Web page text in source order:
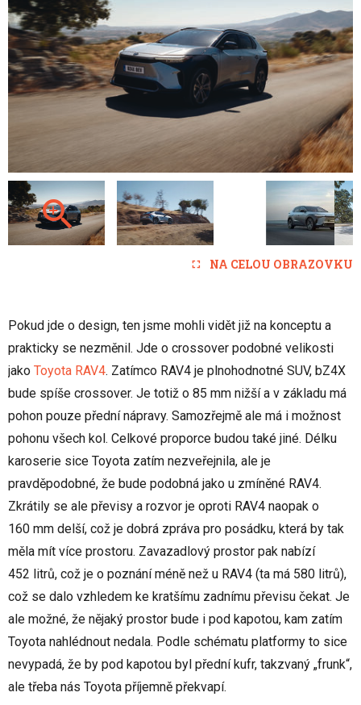
NA CELOU OBRAZOVKU
Pokud jde o design, ten jsme mohli vidět již na konceptu a
prakticky se nezměnil. Jde o crossover podobné velikosti
jako Toyota RAV4. Zatímco RAV4 je plnohodnotné SUV, bZ4X
bude spíše crossover. Je totiž o 85 mm nižší a v základu má
pohon pouze přední nápravy. Samozřejmě ale má i možnost
pohonu všech kol. Celkové proporce budou také jiné. Délku
karoserie sice Toyota zatím nezveřejnila, ale je
pravděpodobné, že bude podobná jako u zmíněné RAV4.
Zkrátily se ale převisy a rozvor je oproti RAV4 naopak o
160 mm delší, což je dobrá zpráva pro posádku, která by tak
měla mít více prostoru. Zavazadlový prostor pak nabízí
452 litrů, což je o poznání méně než u RAV4 (ta má 580 litrů),
což se dalo vzhledem ke kratšímu zadnímu převisu čekat. Je
ale možné, že nějaký prostor bude i pod kapotou, kam zatím
Toyota nahlédnout nedala. Podle schématu platformy to sice
nevypadá, že by pod kapotou byl přední kufr, takzvaný „frunk“,
ale třeba nás Toyota příjemně překvapí.